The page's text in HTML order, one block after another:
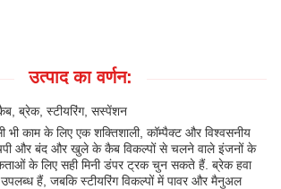
उत्पाद का वर्णन:
ब्रेक, स्टीयरिंग, सस्पेंशन
भी काम के लिए एक शक्तिशाली, कॉम्पैक्ट और विश्वसनीय
और बंद और खुले के कैब विकल्पों से चलने वाले इंजनों के
के लिए सही मिनी डंपर ट्रक चुन सकते हैं. ब्रेक हवा
उपलब्ध हैं, जबकि स्टीयरिंग विकल्पों में पावर और मैनुअल